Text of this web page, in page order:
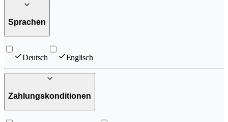
Sprachen
Deutsch Englisch
Zahlungskonditionen